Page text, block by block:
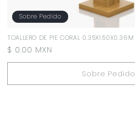
Sobre Pedido
TOALLERO DE PIE CORAL 0.35X1.50X0.36M
Precio
habitual
$ 0.00 MXN
Sobre Pedido